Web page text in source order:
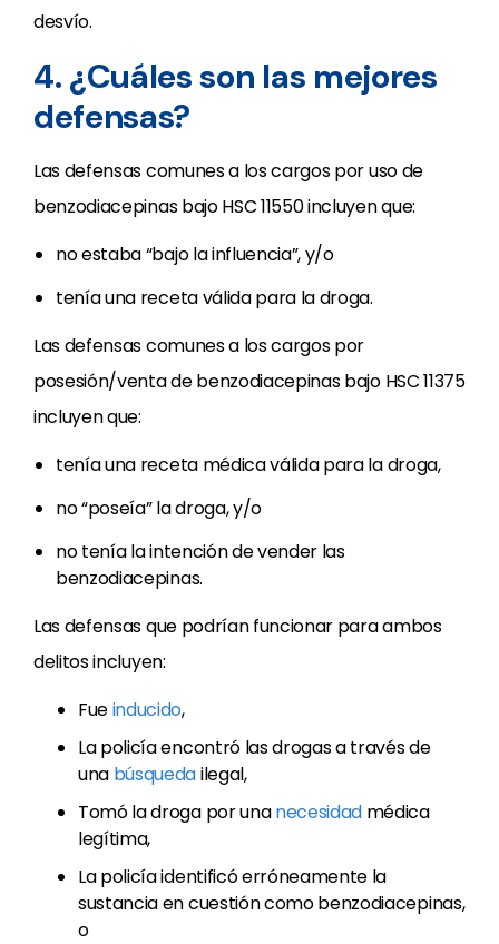
desvío.
4. ¿Cuáles son las mejores
defensas?
Las defensas comunes a los cargos por uso de
benzodiacepinas bajo HSC 11550 incluyen que:
no estaba “bajo la influencia”, y/o
tenía una receta válida para la droga.
Las defensas comunes a los cargos por
posesión/venta de benzodiacepinas bajo HSC 11375
incluyen que:
tenía una receta médica válida para la droga,
no “poseía” la droga, y/o
no tenía la intención de vender las
benzodiacepinas.
Las defensas que podrían funcionar para ambos
delitos incluyen:
Fueinducido,
La policía encontró las drogas a través de
una búsquedailegal,
Tomó la droga por unanecesidad médica
legítima,
La policía identificó erróneamente la
sustancia en cuestión como benzodiacepinas,
o